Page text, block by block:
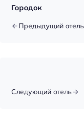
недоступно
Городок
Предыдущий отель
Следующий отель